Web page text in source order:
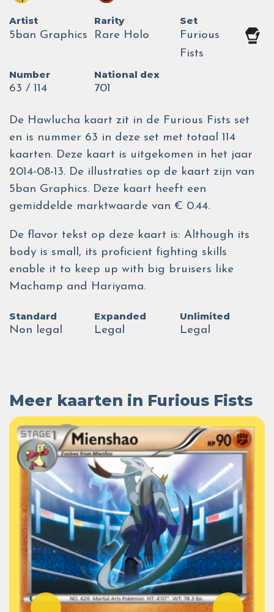
Artist
5ban Graphics
Rarity
Rare Holo
Set
Furious
Fists
Number
63 / 114
National dex
701
De Hawlucha kaart zit in de Furious Fists set
en is nummer 63 in deze set met totaal 114
kaarten. Deze kaart is uitgekomen in het jaar
2014-08-13. De illustraties op de kaart zijn van
5ban Graphics. Deze kaart heeft een
gemiddelde marktwaarde van € 0.44.
De flavor tekst op deze kaart is: Although its
body is small, its proficient fighting skills
enable it to keep up with big bruisers like
Machamp and Hariyama.
Standard
Non legal
Expanded
Legal
Unlimited
Legal
Meer kaarten in Furious Fists